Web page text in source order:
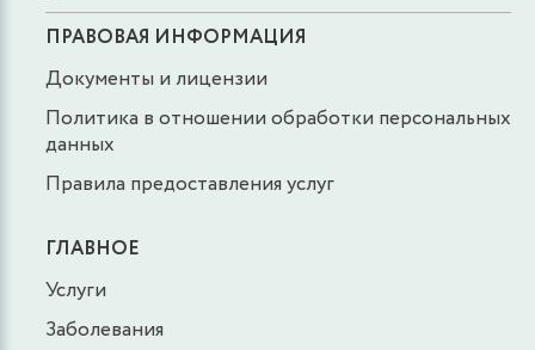
ПРАВОВАЯ ИНФОРМАЦИЯ
Документы и лицензии
Политика в отношении обработки персональных
данных
Правила предоставления услуг
ГЛАВНОЕ
Услуги
Заболевания